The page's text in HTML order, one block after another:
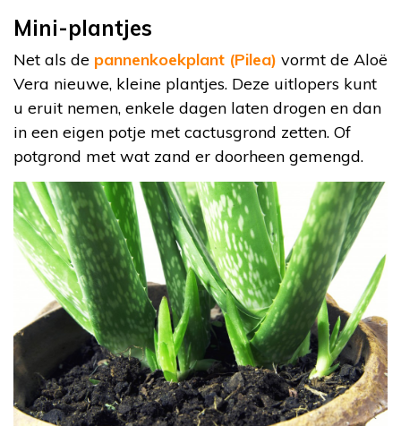
Mini-plantjes
Net als de pannenkoekplant (Pilea) vormt de Aloë
Vera nieuwe, kleine plantjes. Deze uitlopers kunt
u eruit nemen, enkele dagen laten drogen en dan
in een eigen potje met cactusgrond zetten. Of
potgrond met wat zand er doorheen gemengd.